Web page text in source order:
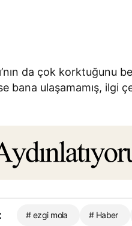
da çok korktuğunu
bana ulaşamamış, ilgi
# ezgi mola # Haber